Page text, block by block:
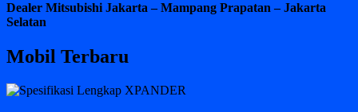
Dealer Mitsubishi Jakarta – Mampang Prapatan – Jakarta
Selatan
Mobil Terbaru